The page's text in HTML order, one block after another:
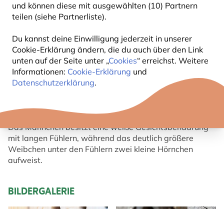
und können diese mit ausgewählten (10) Partnern
teilen (siehe Partnerliste).
Du kannst deine Einwilligung jederzeit in unserer
Cookie-Erklärung ändern, die du auch über den Link
unten auf der Seite unter „Cookies“ erreichst. Weitere
Informationen: Cookie-Erklärung und
Datenschutzerklärung.
KURZBESCHREIBUNG GEHÖRNTE
MAUERBIENE
Die Gehörnte Mauerbiene ist am Kopf und
Brustabschnitt schwarz gefärbt und am Hinterleib
rostrot behaart.
Das Männchen besitzt eine weiße Gesichtsbehaarung
mit langen Fühlern, während das deutlich größere
Weibchen unter den Fühlern zwei kleine Hörnchen
aufweist.
BILDERGALERIE